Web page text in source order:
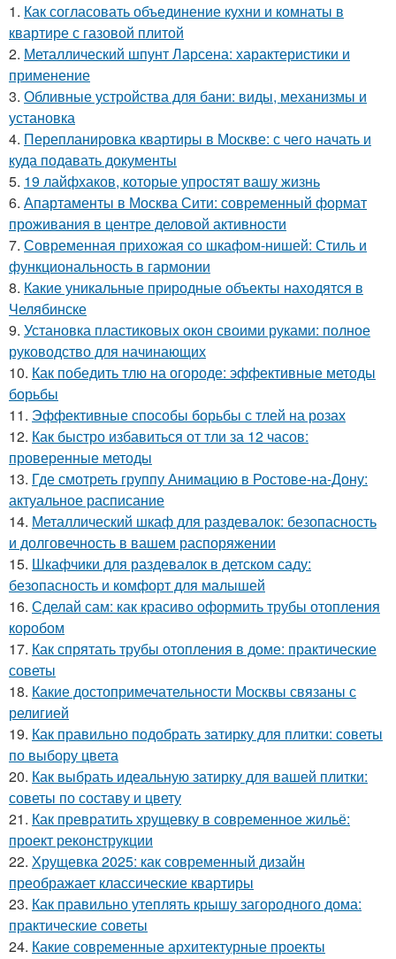
1. Как согласовать объединение кухни и комнаты в
квартире с газовой плитой
2. Металлический шпунт Ларсена: характеристики и
применение
3. Обливные устройства для бани: виды, механизмы и
установка
4. Перепланировка квартиры в Москве: с чего начать и
куда подавать документы
5. 19 лайфхаков, которые упростят вашу жизнь
6. Апартаменты в Москва Сити: современный формат
проживания в центре деловой активности
7. Современная прихожая со шкафом-нишей: Стиль и
функциональность в гармонии
8. Какие уникальные природные объекты находятся в
Челябинске
9. Установка пластиковых окон своими руками: полное
руководство для начинающих
10. Как победить тлю на огороде: эффективные методы
борьбы
11. Эффективные способы борьбы с тлей на розах
12. Как быстро избавиться от тли за 12 часов:
проверенные методы
13. Где смотреть группу Анимацию в Ростове-на-Дону:
актуальное расписание
14. Металлический шкаф для раздевалок: безопасность
и долговечность в вашем распоряжении
15. Шкафчики для раздевалок в детском саду:
безопасность и комфорт для малышей
16. Сделай сам: как красиво оформить трубы отопления
коробом
17. Как спрятать трубы отопления в доме: практические
советы
18. Какие достопримечательности Москвы связаны с
религией
19. Как правильно подобрать затирку для плитки: советы
по выбору цвета
20. Как выбрать идеальную затирку для вашей плитки:
советы по составу и цвету
21. Как превратить хрущевку в современное жильё:
проект реконструкции
22. Хрущевка 2025: как современный дизайн
преображает классические квартиры
23. Как правильно утеплять крышу загородного дома:
практические советы
24. Какие современные архитектурные проекты